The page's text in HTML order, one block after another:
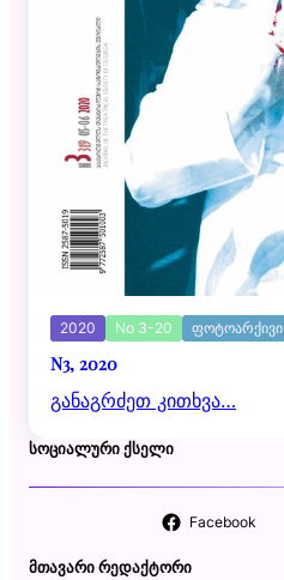
2020 No 3-20 ფოტოარქივი
N3, 2020
განაგრძეთ კითხვა…
ᲡᲝᲪᲘᲐᲚᲣᲠᲘ ᲥᲡᲔᲚᲘ
Facebook
ᲛᲗᲐᲕᲐᲠᲘ ᲠᲔᲓᲐᲥᲢᲝᲠᲘ